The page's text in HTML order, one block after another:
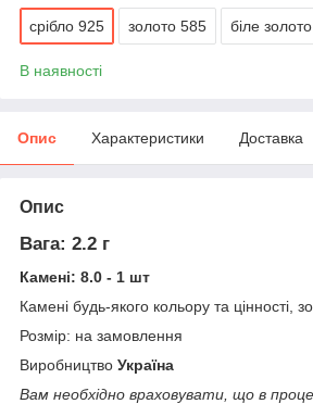
срібло 925 золото 585 біле золото
В наявності
Опис Характеристики Доставка
Опис
Вага: 2.2 г
Камені: 8.0 - 1 шт
Камені будь-якого кольору та цінності,
Розмір: на замовлення
Виробництво Україна
Вам необхідно враховувати, що в